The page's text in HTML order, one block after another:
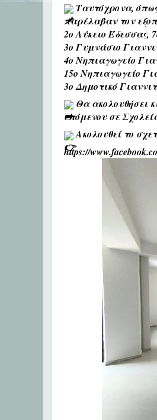
Ταυτόχρονα,
παρέλαβαν τον
2ο Λύκειο Έδεσσας,
3ο Γυμνάσιο
4ο Νηπιαγωγείο
15ο Νηπιαγωγείο
3ο Δημοτικό
Θα ακολουθήσει
επόμενου σε
Ακολουθεί το
https://